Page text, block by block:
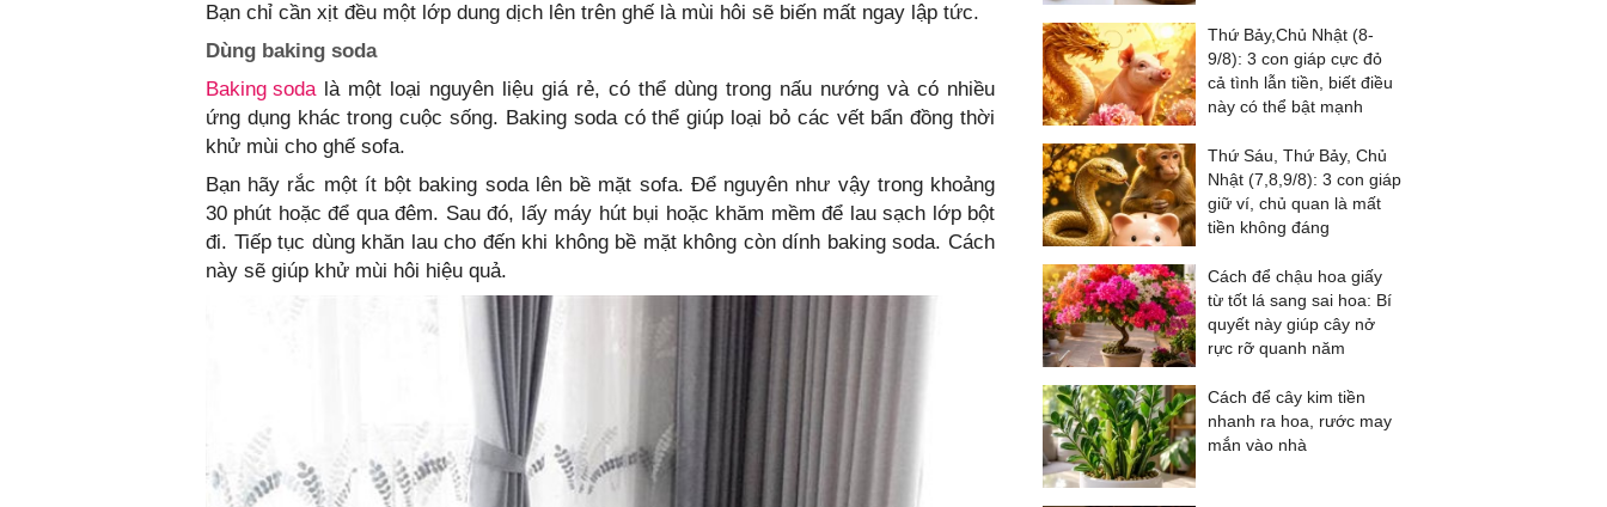
Bạn chỉ cần xịt đều một lớp dung dịch lên trên ghế là mùi hôi sẽ biến mất ngay lập tức.
Dùng baking soda
Baking sodalà một loại nguyên liệu giá rẻ, có thể dùng trong nấu nướng và có nhiều
ứng dụng khác trong cuộc sống. Baking soda có thể giúp loại bỏ các vết bẩn đồng thời
khử mùi cho ghế sofa.
Bạn hãy rắc một ít bột baking soda lên bề mặt sofa. Để nguyên như vậy trong khoảng
30 phút hoặc để qua đêm. Sau đó, lấy máy hút bụi hoặc khăm mềm để lau sạch lớp bột
đi. Tiếp tục dùng khăn lau cho đến khi không bề mặt không còn dính baking soda. Cách
này sẽ giúp khử mùi hôi hiệu quả.
Thứ Bảy,Chủ Nhật (8-
9/8): 3 con giáp cực đỏ
cả tình lẫn tiền, biết điều
này có thể bật mạnh
Thứ Sáu, Thứ Bảy, Chủ
Nhật (7,8,9/8): 3 con giáp
giữ ví, chủ quan là mất
tiền không đáng
Cách để chậu hoa giấy
từ tốt lá sang sai hoa: Bí
quyết này giúp cây nở
rực rỡ quanh năm
Cách để cây kim tiền
nhanh ra hoa, rước may
mắn vào nhà